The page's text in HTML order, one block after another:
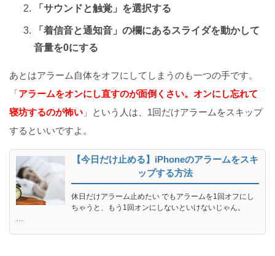
「サウンドと触覚」を選択する
「着信音と通知音」の欄にあるスライダを動かして
音量を0にする
あとはアラーム自体をオフにしてしまうのも一つの手です。
「アラームをオンにし直すのが面倒くさい。オンにし忘れて
寝坊するのが怖い 」という人は、1回だけアラームをスキップ
するといいですよ。
【今日だけ止める】iPhoneのアラームをスキ
ップする方法
休日だけアラーム止めたい でもアラームを1回オフにし
ちゃうと、もう1回オンにしないといけないじゃん。
…